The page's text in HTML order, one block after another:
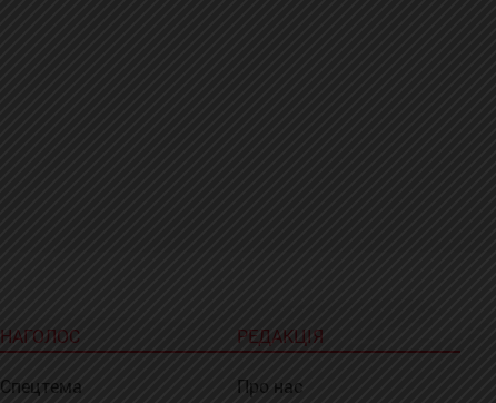
НАГОЛОС
Спецтема
РЕДАКЦІЯ
Про нас